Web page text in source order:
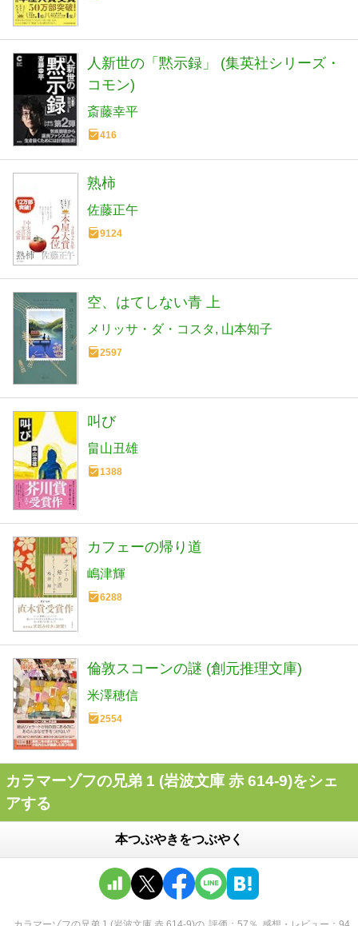
人新世の「黙示録」 (集英社シリーズ・
コモン)
斎藤幸平
416
熟柿
佐藤正午
9124
空、はてしない青 上
メリッサ・ダ・コスタ 山本知子
2597
叫び
畠山丑雄
1388
カフェーの帰り道
嶋津輝
6288
倫敦スコーンの謎 (創元推理文庫)
米澤穂信
2554
カラマーゾフの兄弟 1 (岩波文庫 赤 614-9)をシェ
アする
本つぶやきをつぶやく